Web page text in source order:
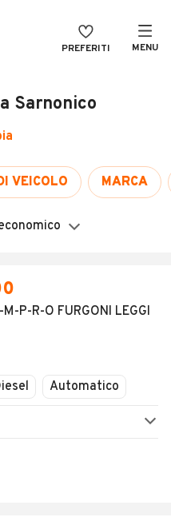
PREFERITI MENU
Sarnonico
P-R-O FURGONI LEGGI
Automatico